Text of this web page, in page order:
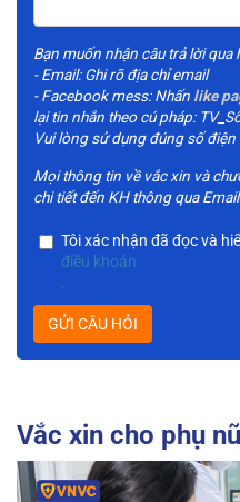
Bạn muốn nhận câu trả lời qua
- Email: Ghi rõ địa chỉ email
- Facebook mess: Nhấn like
lại tin nhắn theo cú pháp:
Vui lòng sử dụng đúng số điện
Mọi thông tin về vắc xin và
chi tiết đến KH thông qua Email
Tôi xác nhận đã đọc và
điều khoản
.
GỬI CÂU HỎI
Vắc xin cho phụ